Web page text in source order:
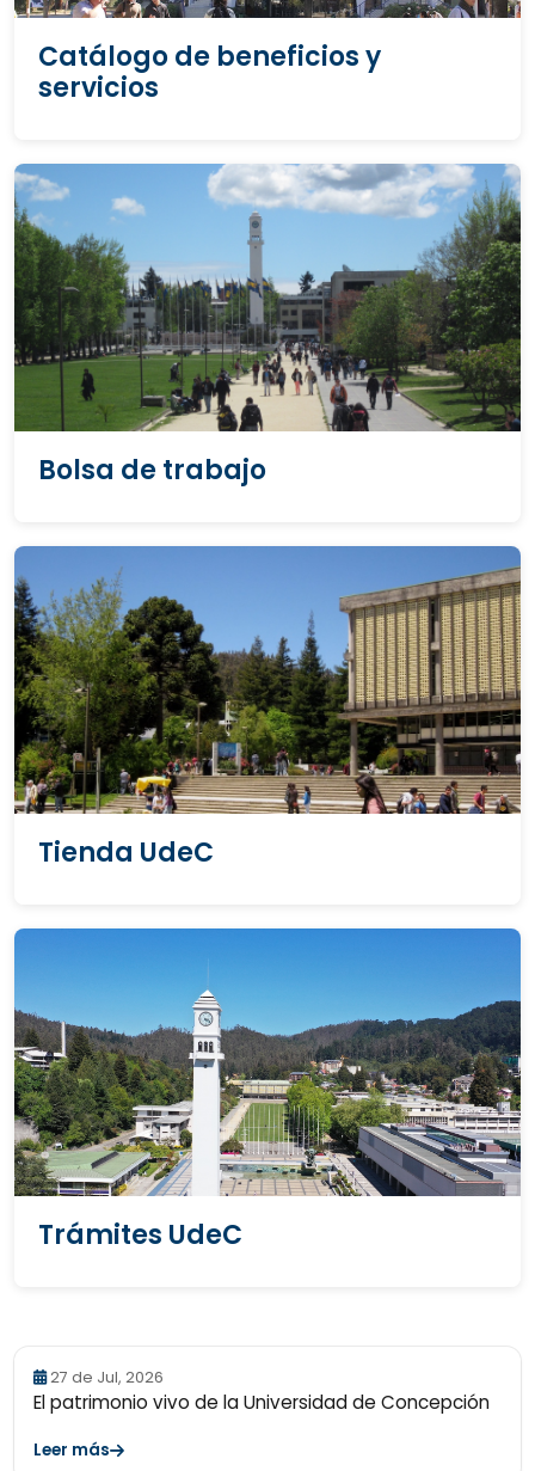
Catálogo de beneficios y
servicios
Bolsa de trabajo
Tienda UdeC
Trámites UdeC
27 de Jul, 2026
El patrimonio vivo de la Universidad de Concepción
Leer más